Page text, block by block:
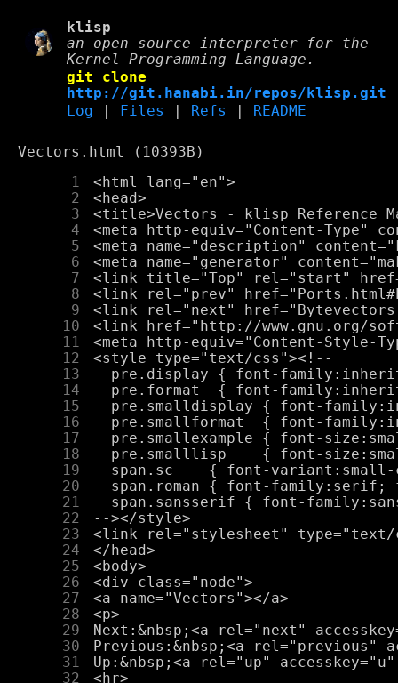
klisp
an open source interpreter for the
Kernel Programming Language.
git clone
http://git.hanabi.in/repos/klisp.git
Log
Files Refs README
Vectors.html (10393B)
      1
      2
      3
      4
      5
      6
      7
      8
      9
     10
     11
     12
     13
     14
     15
     16
     17
     18
     19
     20
     21
     22
     23
     24
     25
     26
     27
     28
     29
     30
     31
     32